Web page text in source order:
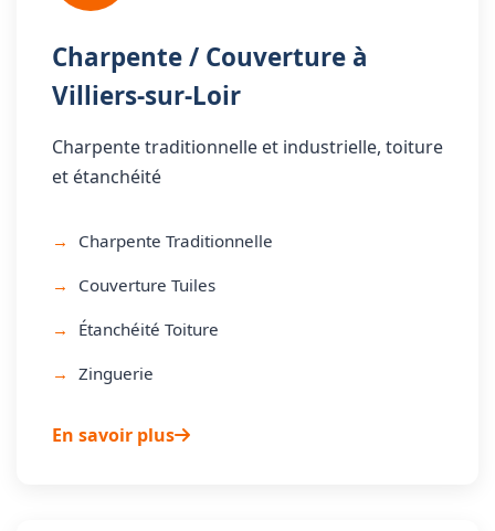
Charpente / Couverture à
Villiers-sur-Loir
Charpente traditionnelle et industrielle, toiture
et étanchéité
Charpente Traditionnelle
Couverture Tuiles
Étanchéité Toiture
Zinguerie
En savoir plus